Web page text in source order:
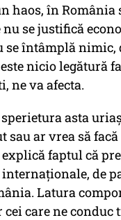
haos, în
se justifică
se întâmplă nimic,
nicio legătură
ne va afecta.
asta
sau ar vrea să
faptul că
de
Latura
care ne conduc